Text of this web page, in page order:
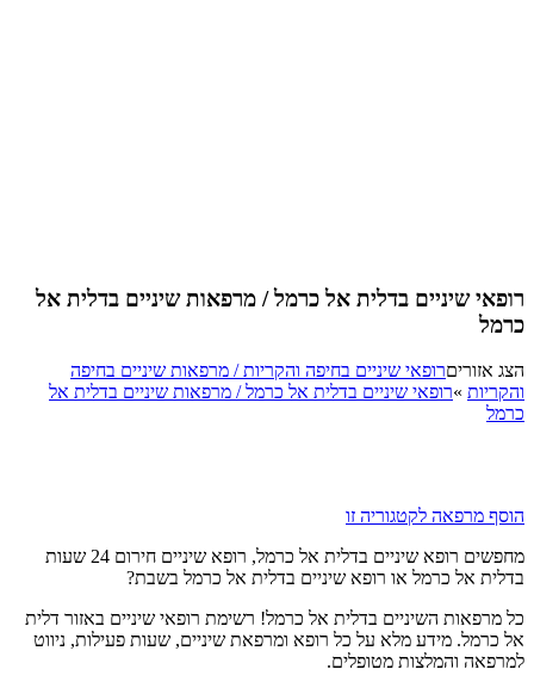
רופאי שיניים בדלית אל כרמל / מרפאות שיניים בדלית אל
כרמל
הצג אזוריםרופאי שיניים בחיפה והקריות / מרפאות שיניים בחיפה
והקריות »רופאי שיניים בדלית אל כרמל / מרפאות שיניים בדלית אל
כרמל
הוסף מרפאה לקטגוריה זו
מחפשים רופא שיניים בדלית אל כרמל, רופא שיניים חירום 24 שעות
בדלית אל כרמל או רופא שיניים בדלית אל כרמל בשבת?
כל מרפאות השיניים בדלית אל כרמל! רשימת רופאי שיניים באזור דלית
אל כרמל. מידע מלא על כל רופא ומרפאת שיניים, שעות פעילות, ניווט
למרפאה והמלצות מטופלים.